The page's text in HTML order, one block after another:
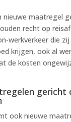
nieuwe maatregel
recht op
werkverkeer die zij
krijgen, ook al
de kosten
gericht
ook nieuwe